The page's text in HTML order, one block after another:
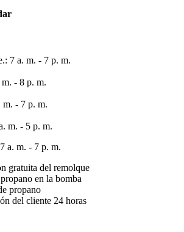
7 a. m. - 7 p. m.
- 8 p. m.
m. - 7 p. m.
m. - 5 p. m.
a. m. - 7 p. m.
gratuita del remolque
en la bomba
propano
del cliente 24 horas